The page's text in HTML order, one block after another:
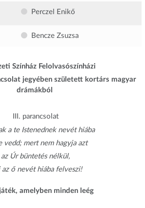
Perczel Enikő
Bencze Zsuzsa
Színház Felolvasószínházi
jegyében született kortárs magyar
drámákból
III. parancsolat
a te Istenednek nevét hiába
vedd; mert nem hagyja azt
az Úr büntetés nélkül,
az ő nevét hiába felveszi!
amelyben minden leég